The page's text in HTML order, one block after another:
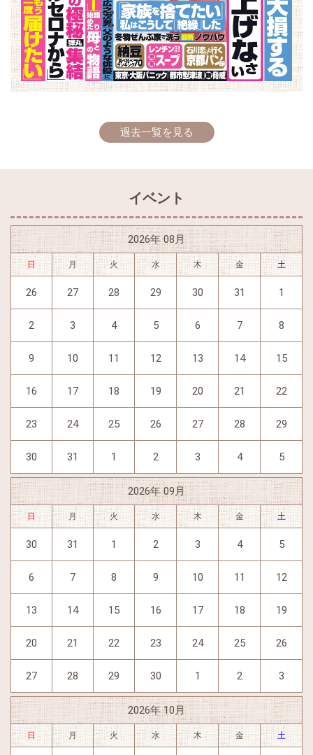
過去一覧を見る
イベント
2026年 08月
日 月 火 水 木 金 土
26 27 28 29 30 31 1
2 3 4 5 6 7 8
9 10 11 12 13 14 15
16 17 18 19 20 21 22
23 24 25 26 27 28 29
30 31 1 2 3 4 5
2026年 09月
日 月 火 水 木 金 土
30 31 1 2 3 4 5
6 7 8 9 10 11 12
13 14 15 16 17 18 19
20 21 22 23 24 25 26
27 28 29 30 1 2 3
2026年 10月
日 月 火 水 木 金 土